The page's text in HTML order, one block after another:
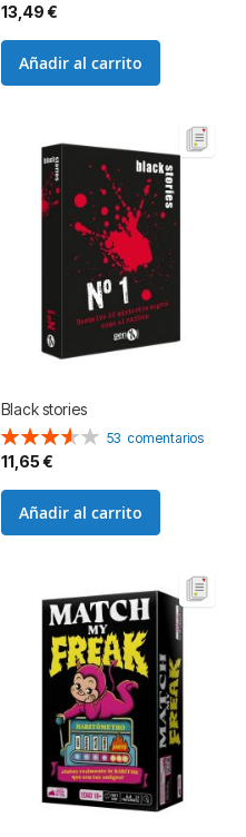
13,49 €
Añadir al carrito
Black stories
Valoración:
71%
53 comentarios
11,65 €
Añadir al carrito